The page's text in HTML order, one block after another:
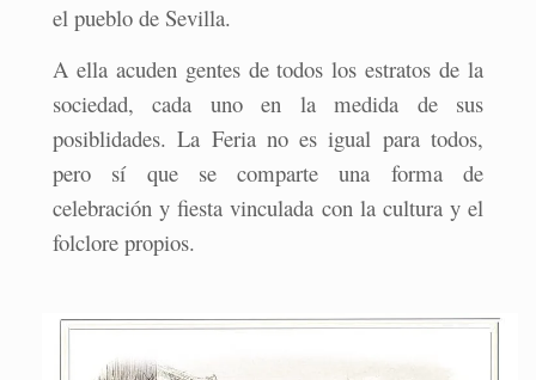
el pueblo de Sevilla.
A ella acuden gentes de todos los estratos de la
sociedad, cada uno en la medida de sus
posiblidades. La Feria no es igual para todos,
pero sí que se comparte una forma de
celebración y fiesta vinculada con la cultura y el
folclore propios.